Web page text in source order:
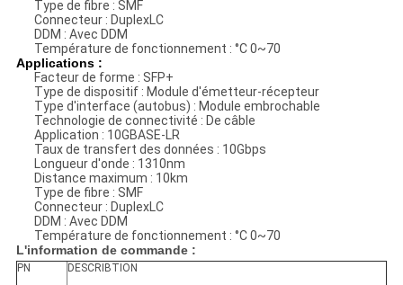
Type de fibre : SMF
Connecteur : DuplexLC
DDM : Avec DDM
Température de fonctionnement : °C 0~70
Applications :
Facteur de forme : SFP+
Type de dispositif : Module d'émetteur-récepteur
Type d'interface (autobus) : Module embrochable
Technologie de connectivité : De câble
Application : 10GBASE-LR
Taux de transfert des données : 10Gbps
Longueur d'onde : 1310nm
Distance maximum : 10km
Type de fibre : SMF
Connecteur : DuplexLC
DDM : Avec DDM
Température de fonctionnement : °C 0~70
L'information de commande :
PN
DESCRIBTION